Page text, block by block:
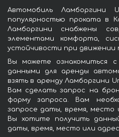
Автомобиль Ламборгини
популярностью проката в
Ламборгини снабжены
элементами комфорта,
устойчивости при движении
Вы можете ознакомиться
данными для аренды
взять в аренду Ламборгини
Вам сделать запрос на
форму запроса. Вам
запросе даты, время, место
Вы хотите получить
даты, время, место или